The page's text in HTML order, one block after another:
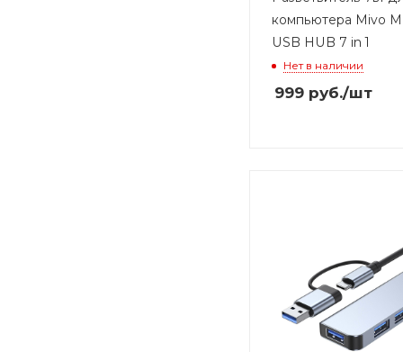
компьютера Mivo
USB HUB 7 in 1
Нет в наличии
999 руб./шт